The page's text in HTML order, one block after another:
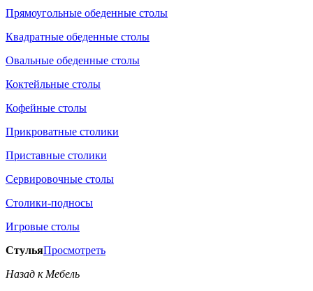
Прямоугольные обеденные столы
Квадратные обеденные столы
Овальные обеденные столы
Коктейльные столы
Кофейные столы
Прикроватные столики
Приставные столики
Сервировочные столы
Столики-подносы
Игровые столы
СтульяПросмотреть
Назад к Мебель